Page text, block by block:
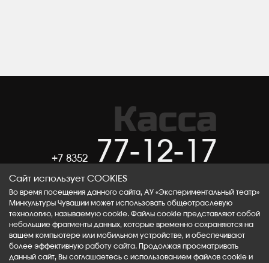
Касса
+7 8352 77-12-17
ТЕЛЕГРАМ
ОК RUTUBE
Сайт использует COOKIES
Во время посещения данного сайта, АУ «Экспериментальный театр»
Минкультуры Чувашии может использовать общеотраслевую
технологию, называемую cookie. Файлы cookie представляют собой
небольшие фрагменты данных, которые временно сохраняются на
вашем компьютере или мобильном устройстве, и обеспечивают
более эффективную работу сайта. Продолжая просматривать
данный сайт, Вы соглашаетесь с использованием файлов cookie и